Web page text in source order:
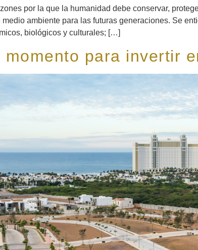
por la que la humanidad debe conservar,
ambiente para las futuras generaciones. Se
biológicos y culturales; […]
para invertir